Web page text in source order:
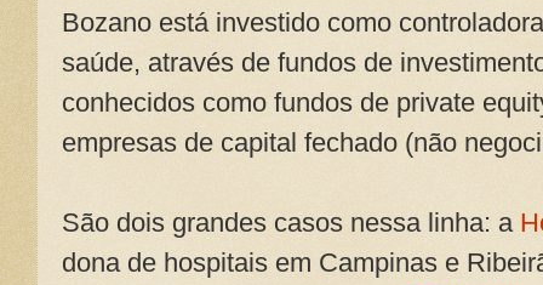
Bozano está investido como
saúde, através de fundos de
conhecidos como fundos de private
empresas de capital fechado (não
São dois grandes casos nessa linha: a
dona de hospitais em Campinas e